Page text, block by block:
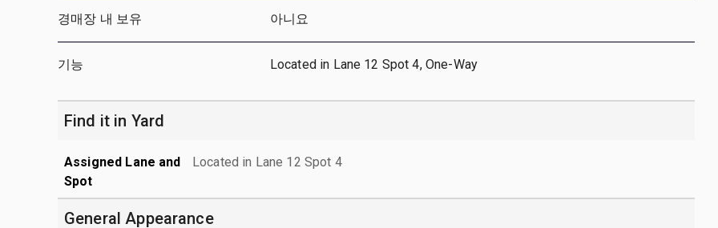
경매장 내 보유 아니요
기능 Located in Lane 12 Spot 4, One-Way
Find it in Yard
Assigned Lane and
Spot
Located in Lane 12 Spot 4
General Appearance